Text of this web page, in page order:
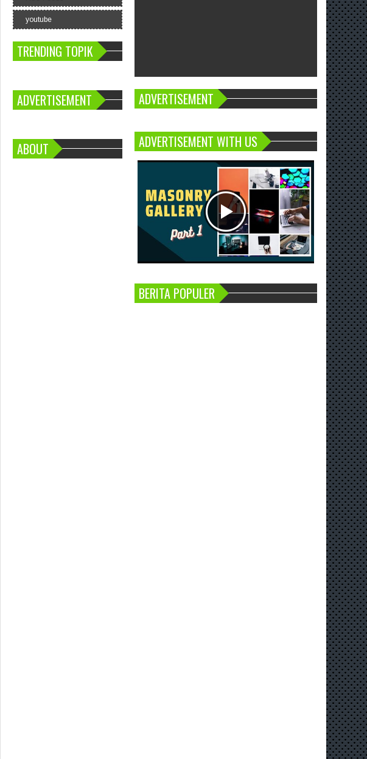
youtube
TRENDING TOPIK
ADVERTISEMENT
ABOUT
ADVERTISEMENT
ADVERTISEMENT WITH US
BERITA POPULER